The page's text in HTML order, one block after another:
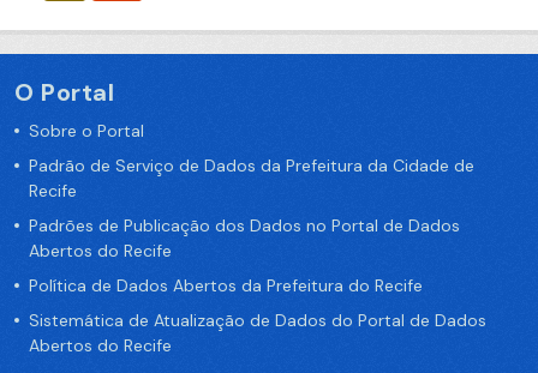
O Portal
Sobre o Portal
Padrão de Serviço de Dados da Prefeitura da Cidade de
Recife
Padrões de Publicação dos Dados no Portal de Dados
Abertos do Recife
Política de Dados Abertos da Prefeitura do Recife
Sistemática de Atualização de Dados do Portal de Dados
Abertos do Recife